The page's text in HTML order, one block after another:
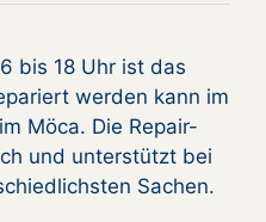
bis 18 Uhr ist das
werden kann im
Möca. Die Repair-
und unterstützt bei
Sachen.